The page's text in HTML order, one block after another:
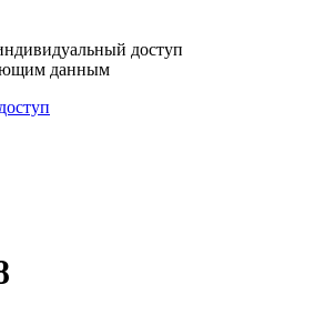
доступ
данным